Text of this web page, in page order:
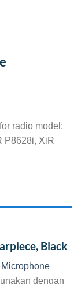
radio model:
P8628i, XiR
Black
Microphone
dengan